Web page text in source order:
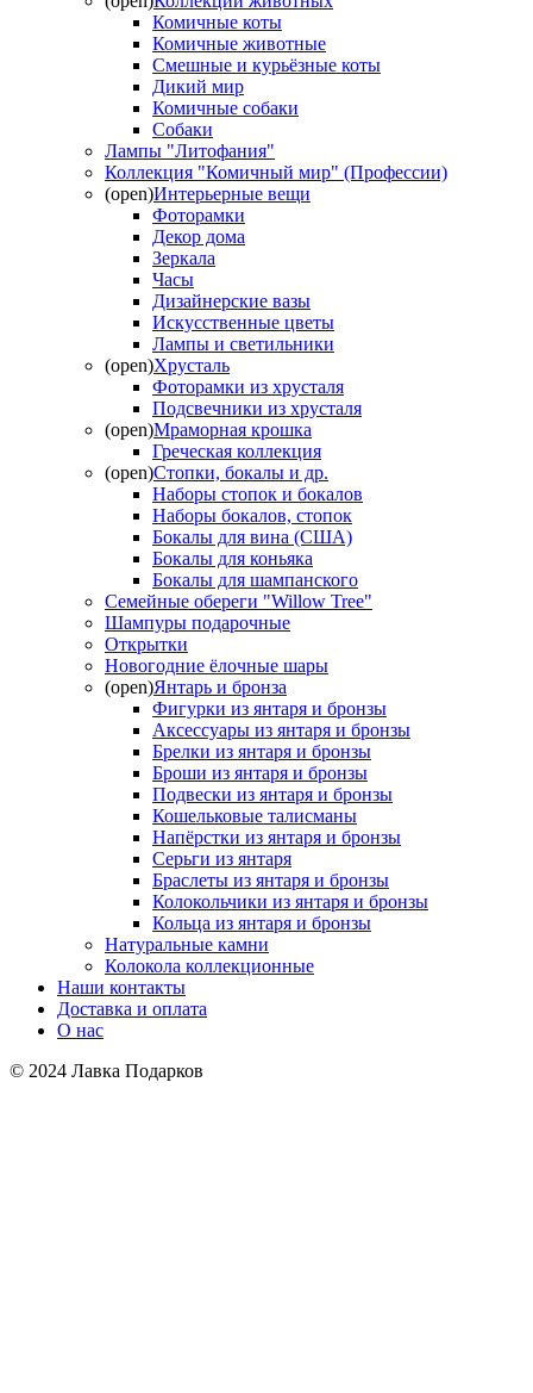
Комичные коты
Комичные животные
Смешные и курьёзные коты
Дикий мир
Комичные собаки
Собаки
Лампы "Литофания"
Коллекция "Комичный мир" (Профессии)
(open)Интерьерные вещи
Фоторамки
Декор дома
Зеркала
Часы
Дизайнерские вазы
Искусственные цветы
Лампы и светильники
(open)Хрусталь
Фоторамки из хрусталя
Подсвечники из хрусталя
(open)Мраморная крошка
Греческая коллекция
(open)Стопки, бокалы и др.
Наборы стопок и бокалов
Наборы бокалов, стопок
Бокалы для вина (США)
Бокалы для коньяка
Бокалы для шампанского
Семейные обереги "Willow Tree"
Шампуры подарочные
Открытки
Новогодние ёлочные шары
(open)Янтарь и бронза
Фигурки из янтаря и бронзы
Аксессуары из янтаря и бронзы
Брелки из янтаря и бронзы
Броши из янтаря и бронзы
Подвески из янтаря и бронзы
Кошельковые талисманы
Напёрстки из янтаря и бронзы
Серьги из янтаря
Браслеты из янтаря и бронзы
Колокольчики из янтаря и бронзы
Кольца из янтаря и бронзы
Натуральные камни
Колокола коллекционные
Наши контакты
Доставка и оплата
О нас
© 2024 Лавка Подарков